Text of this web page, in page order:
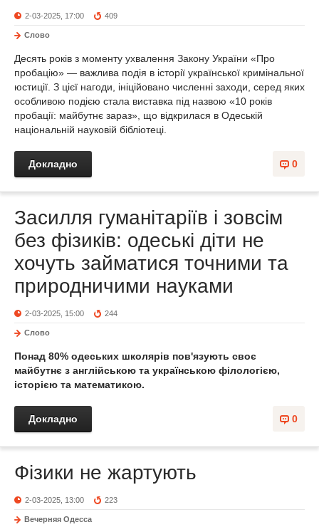
2-03-2025, 17:00 409
Слово
Десять років з моменту ухвалення Закону України «Про
пробацію» — важлива подія в історії української кримінальної
юстиції. З цієї нагоди, ініційовано численні заходи, серед яких
особливою подією стала виставка під назвою «10 років
пробації: майбутнє зараз», що відкрилася в Одеській
національній науковій бібліотеці.
0
Докладно
Засилля гуманітаріїв і зовсім
без фізиків: одеські діти не
хочуть займатися точними та
природничими науками
2-03-2025, 15:00 244
Слово
Понад 80% одеських школярів пов'язують своє
майбутнє з англійською та українською філологією,
історією та математикою.
0
Докладно
Фізики не жартують
2-03-2025, 13:00 223
Вечерняя Одесса